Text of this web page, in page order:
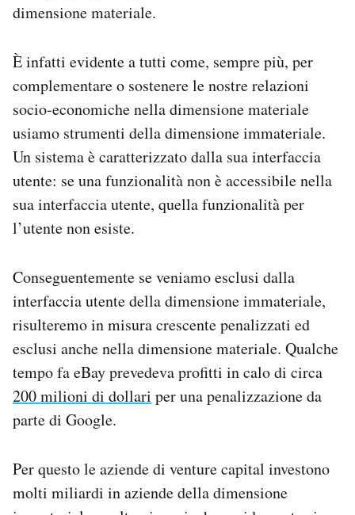
dimensione materiale.
È infatti evidente a tutti come, sempre più, per
complementare o sostenere le nostre relazioni
socio-economiche nella dimensione materiale
usiamo strumenti della dimensione immateriale.
Un sistema è caratterizzato dalla sua interfaccia
utente: se una funzionalità non è accessibile nella
sua interfaccia utente, quella funzionalità per
l’utente non esiste.
Conseguentemente se veniamo esclusi dalla
interfaccia utente della dimensione immateriale,
risulteremo in misura crescente penalizzati ed
esclusi anche nella dimensione materiale. Qualche
tempo fa eBay prevedeva profitti in calo di circa
200 milioni di dollari per una penalizzazione da
parte di Google.
Per questo le aziende di venture capital investono
molti miliardi in aziende della dimensione